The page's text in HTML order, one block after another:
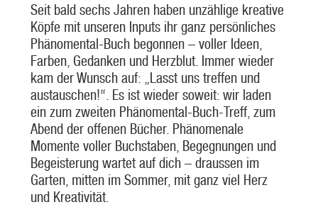
Seit bald sechs Jahren haben unzählige kreative
Köpfe mit unseren Inputs ihr ganz persönliches
Phänomental-Buch begonnen – voller Ideen,
Farben, Gedanken und Herzblut. Immer wieder
kam der Wunsch auf: „Lasst uns treffen und
austauschen!“. Es ist wieder soweit: wir laden
ein zum zweiten Phänomental-Buch-Treff, zum
Abend der offenen Bücher. Phänomenale
Momente voller Buchstaben, Begegnungen und
Begeisterung wartet auf dich – draussen im
Garten, mitten im Sommer, mit ganz viel Herz
und Kreativität.